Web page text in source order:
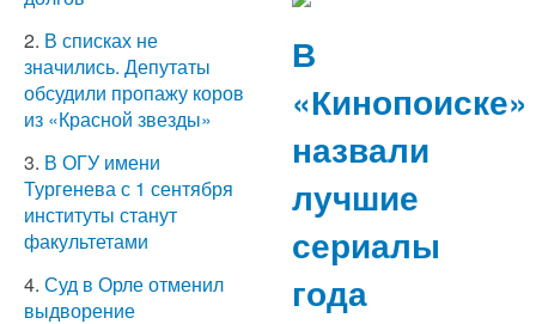
2. В списках не
значились. Депутаты
обсудили пропажу коров
из «Красной звезды»
3. В ОГУ имени
Тургенева с 1 сентября
институты станут
факультетами
4. Суд в Орле отменил
выдворение
В
«Кинопоиске»
назвали
лучшие
сериалы
года